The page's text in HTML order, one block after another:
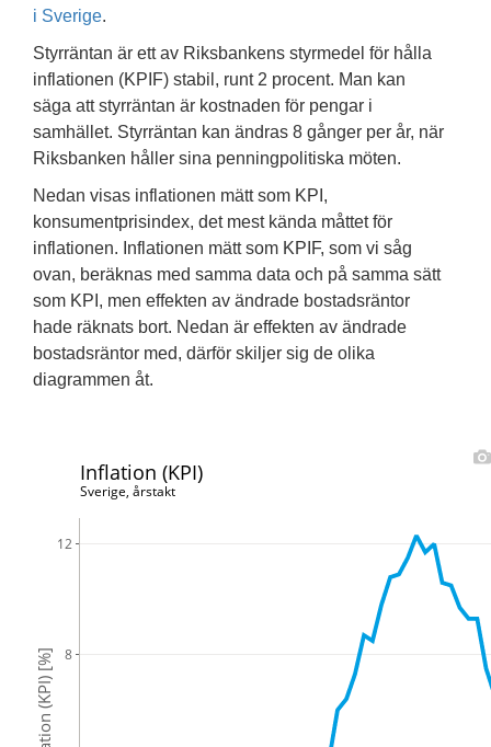
i Sverige.
Styrräntan är ett av Riksbankens styrmedel för hålla
inflationen (KPIF) stabil, runt 2 procent. Man kan
säga att styrräntan är kostnaden för pengar i
samhället. Styrräntan kan ändras 8 gånger per år, när
Riksbanken håller sina penningpolitiska möten.
Nedan visas inflationen mätt som KPI,
konsumentprisindex, det mest kända måttet för
inflationen. Inflationen mätt som KPIF, som vi såg
ovan, beräknas med samma data och på samma sätt
som KPI, men effekten av ändrade bostadsräntor
hade räknats bort. Nedan är effekten av ändrade
bostadsräntor med, därför skiljer sig de olika
diagrammen åt.
8
12
Inflation (KPI)
Sverige, årstakt
Inflation (KPI) [%]